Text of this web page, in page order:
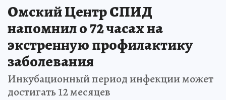
Омский Центр СПИД
напомнил о 72 часах на
экстренную профилактику
заболевания
Инкубационный период инфекции может
достигать 12 месяцев